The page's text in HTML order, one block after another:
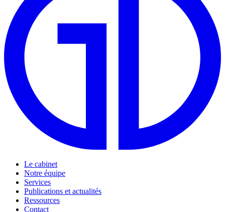
Le cabinet
Notre équipe
Services
Publications et actualités
Ressources
Contact